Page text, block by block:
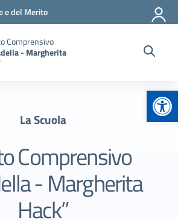
e del Merito
Comprensivo
- Margherita
La Scuola
Comprensivo
- Margherita
Hack”